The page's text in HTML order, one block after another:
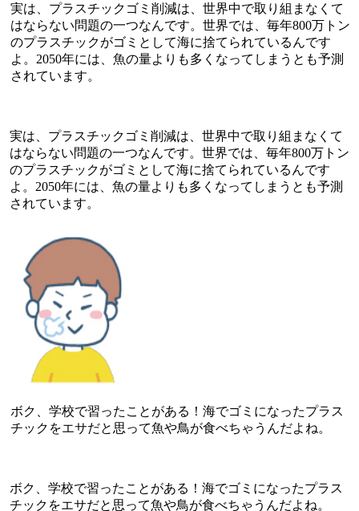
実は、プラスチックゴミ削減は、世界中で取り組まなくて
はならない問題の一つなんです。世界では、毎年800万トン
のプラスチックがゴミとして海に捨てられているんです
よ。2050年には、魚の量よりも多くなってしまうとも予測
されています。
実は、プラスチックゴミ削減は、世界中で取り組まなくて
はならない問題の一つなんです。世界では、毎年800万トン
のプラスチックがゴミとして海に捨てられているんです
よ。2050年には、魚の量よりも多くなってしまうとも予測
されています。
ボク、学校で習ったことがある！海でゴミになったプラス
チックをエサだと思って魚や鳥が食べちゃうんだよね。
ボク、学校で習ったことがある！海でゴミになったプラス
チックをエサだと思って魚や鳥が食べちゃうんだよね。